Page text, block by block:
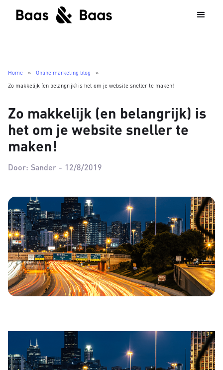
Home » Online marketing blog
»
Zo makkelijk (en belangrijk) is het om je website sneller te maken!
Zo makkelijk (en belangrijk) is
het om je website sneller te
maken!
Door: Sander - 12/8/2019